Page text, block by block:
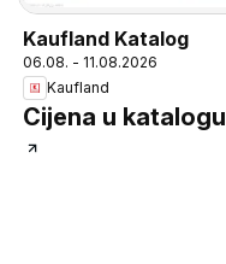
Kaufland Katalog
06.08. - 11.08.2026
Kaufland
Cijena u katalogu